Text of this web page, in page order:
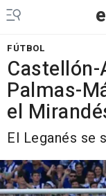
FÚTBOL
Palmas-
el
El Leganés se